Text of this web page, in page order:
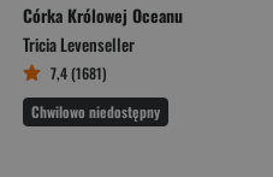
Córka Królowej Oceanu
Tricia Levenseller
7,4 (1681)
Chwilowo niedostępny